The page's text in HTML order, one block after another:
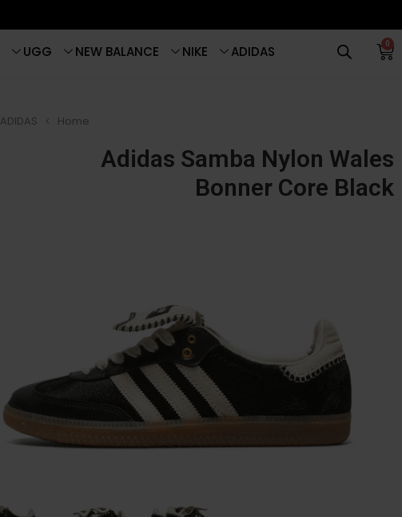
0
ADIDAS
NIKE
NEW BALANCE
UGG
Home
ADIDAS
Adidas Samba Nylon Wales
Bonner Core Black